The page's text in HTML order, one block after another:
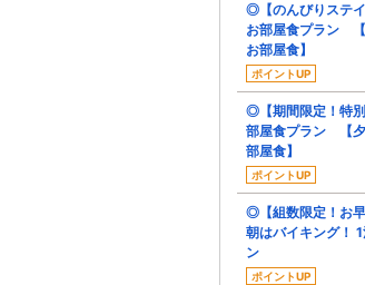
◎【のんびりステ
お部屋食プラン
お部屋食】
ポイントUP
◎【期間限定！特
部屋食プラン 【
部屋食】
ポイントUP
◎【組数限定！お早
朝はバイキング！
ン
ポイントUP